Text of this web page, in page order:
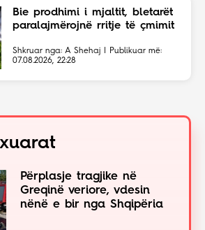
Bie prodhimi i mjaltit, bletarët
paralajmërojnë rritje të çmimit
Shkruar nga: A Shehaj | Publikuar më:
07.08.2026, 22:28
Përplasje tragjike në
Greqinë veriore, vdesin
nënë e bir nga Shqipëria